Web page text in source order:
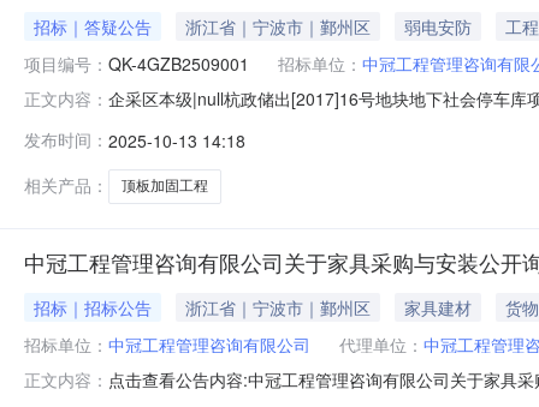
招标｜答疑公告 浙江省｜宁波市｜鄞州区 弱电安防
工程
项目编号： QK-4GZB2509001 招标单位： 中冠工程管理咨询有限
正文内容： 企采区本级|null杭政储出[2017]16号地块地下社会停车
招标文件要求及清单等资料执行。杭州望停项目管理有限
发布时间： 2025-10-13 14:18
相关产品：
顶板加固工程
中冠工程管理咨询有限公司关于家具采购与安装公开
招标｜招标公告 浙江省｜宁波市｜鄞州区 家具建材
货物
招标单位： 中冠工程管理咨询有限公司 代理单位： 中冠工程管理
正文内容： 点击查看公告内容:中冠工程管理咨询有限公司关于家具